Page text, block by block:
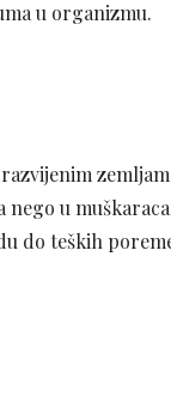
u organizmu.
u
do teških